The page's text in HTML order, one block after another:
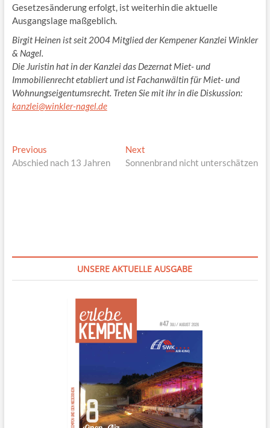
Gesetzesänderung erfolgt, ist weiterhin die aktuelle
Ausgangslage maßgeblich.
Birgit Heinen ist seit 2004 Mitglied der Kempener Kanzlei Winkler
& Nagel.
Die Juristin hat in der Kanzlei das Dezernat Miet- und
Immobilienrecht etabliert und ist Fachanwältin für Miet- und
Wohnungseigentumsrecht. Treten Sie mit ihr in die Diskussion:
kanzlei@winkler-nagel.de
Beitragsnavigation
PreviousPrevious
post:
Abschied nach 13 Jahren
Next
post:
Sonnenbrand nicht unterschätzen
UNSERE AKTUELLE AUSGABE